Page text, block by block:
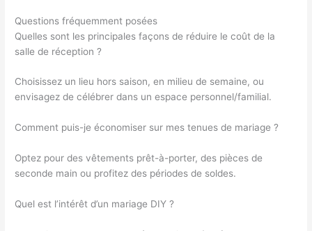
Questions fréquemment posées
Quelles sont les principales façons de réduire le coût de la
salle de réception ?
Choisissez un lieu hors saison, en milieu de semaine, ou
envisagez de célébrer dans un espace personnel/familial.
Comment puis-je économiser sur mes tenues de mariage ?
Optez pour des vêtements prêt-à-porter, des pièces de
seconde main ou profitez des périodes de soldes.
Quel est l’intérêt d’un mariage DIY ?